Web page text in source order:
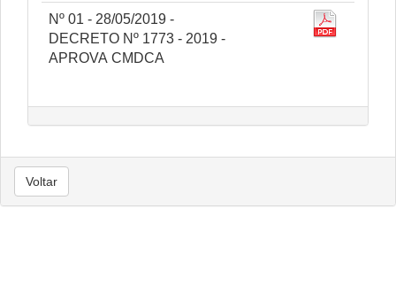
Nº 01 - 28/05/2019 -
DECRETO Nº 1773 - 2019 -
APROVA CMDCA
Voltar